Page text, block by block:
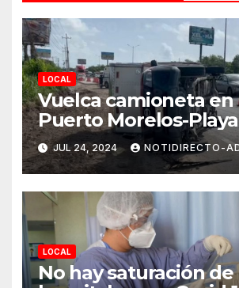
LOCAL
Vuelca camioneta
Puerto Morelos-
Carmen
JUL 24, 2024 NOTIDIRECTO-
LOCAL
No hay saturación de